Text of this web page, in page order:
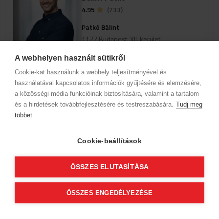
A webhelyen használt sütikről
Cookie-kat használunk a webhely teljesítményével és
használatával kapcsolatos információk gyűjtésére és elemzésére,
a közösségi média funkcióinak biztosítására, valamint a tartalom
és a hirdetések továbbfejlesztésére és testreszabására. Tudj meg
többet
Cookie-beállítások
ÖSSZES ELUTASÍTÁSA
ÖSSZES ENGEDÉLYEZÉSE
Profil anzeigen
Um verfügbare Online-Termine
4.95
(733)
Patkó Bálint
1122 Budapest, XII. kerület
Firmendaten Datenschutz Verhaltenskodex Kontakt
Folge uns!